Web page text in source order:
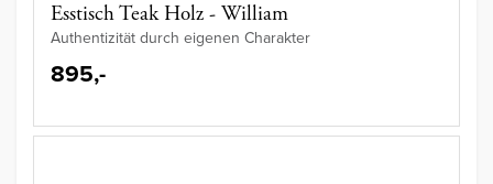
Esstisch Teak Holz - William
Authentizität durch eigenen Charakter
895,-